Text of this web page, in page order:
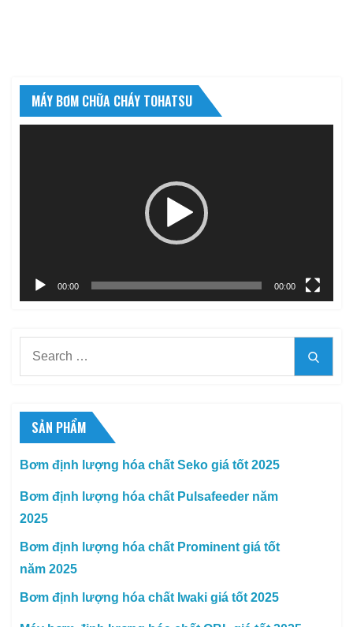
MÁY BƠM CHỮA CHÁY TOHATSU
00:00 00:00
SẢN PHẨM
Bơm định lượng hóa chất Seko giá tốt 2025
Bơm định lượng hóa chất Pulsafeeder năm
2025
Bơm định lượng hóa chất Prominent giá tốt
năm 2025
Bơm định lượng hóa chất Iwaki giá tốt 2025